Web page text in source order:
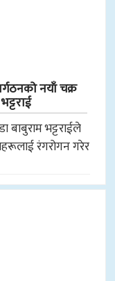
नयाँ चक्र
बाबुराम भट्टराईले
रंगरोगन गरेर